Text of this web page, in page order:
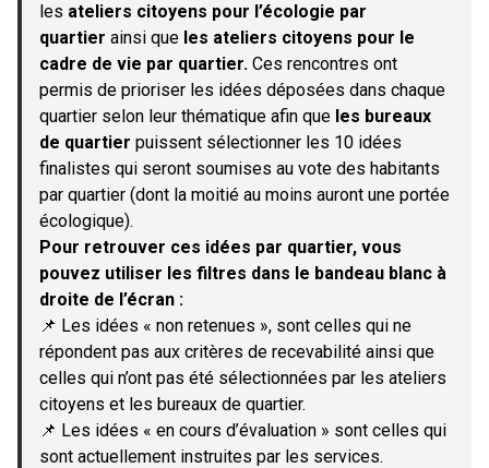
les ateliers citoyens pour l’écologie par
quartier ainsi que les ateliers citoyens pour le
cadre de vie par quartier. Ces rencontres ont
permis de prioriser les idées déposées dans chaque
quartier selon leur thématique afin que les bureaux
de quartier puissent sélectionner les 10 idées
finalistes qui seront soumises au vote des habitants
par quartier (dont la moitié au moins auront une portée
écologique).
Pour retrouver ces idées par quartier, vous
pouvez utiliser les filtres dans le bandeau blanc à
droite de l’écran :
📌 Les idées « non retenues », sont celles qui ne
répondent pas aux critères de recevabilité ainsi que
celles qui n’ont pas été sélectionnées par les ateliers
citoyens et les bureaux de quartier.
📌 Les idées « en cours d’évaluation » sont celles qui
sont actuellement instruites par les services.